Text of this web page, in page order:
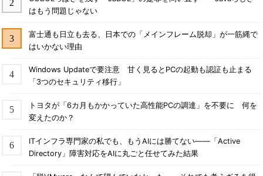
はもう問題じゃない
富士通も日立も去る、日本での「メインフレーム脱却」が一筋縄で
はいかない理由
Windows Updateで要注意 甘く見るとPCの起動も認証も止まる
「3つのセキュリティ移行」
トヨタが「6カ月もかかっていた高性能PCの調達」を不要に 何を
変えたのか？
ITインフラ専門家の私でも、もうAIには勝てない――「Active
Directory」障害対応をAIに丸ごと任せてみた結果